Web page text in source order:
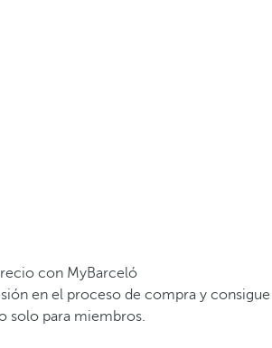
con MyBarceló
en el proceso de compra y consigue
solo para miembros.